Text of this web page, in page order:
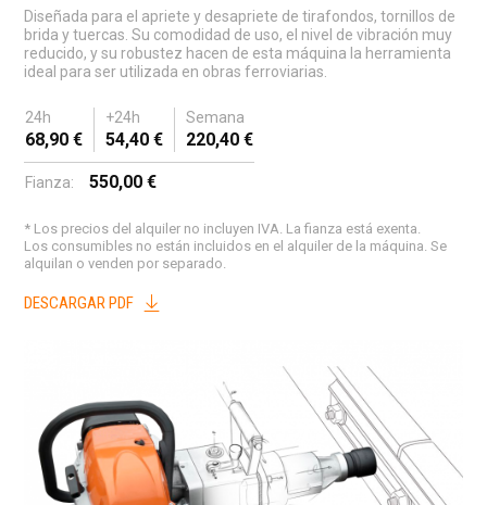
Diseñada para el apriete y desapriete de tirafondos, tornillos de
brida y tuercas. Su comodidad de uso, el nivel de vibración muy
reducido, y su robustez hacen de esta máquina la herramienta
ideal para ser utilizada en obras ferroviarias.
24h +24h Semana
68,90 € 54,40 € 220,40 €
Fianza: 550,00 €
* Los precios del alquiler no incluyen IVA. La fianza está exenta.
Los consumibles no están incluidos en el alquiler de la máquina. Se
alquilan o venden por separado.
DESCARGAR PDF